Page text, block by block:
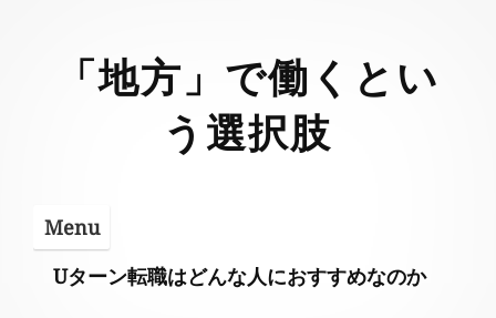
「地方」で働くとい
う選択肢
Menu
Uターン転職はどんな人におすすめなのか